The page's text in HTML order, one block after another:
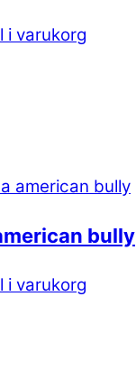
i varukorg
bully
i varukorg